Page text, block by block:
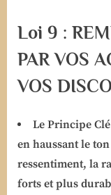
Loi 9 :
PAR VOS
VOS
Le Principe
en haussant le
ressentiment, la
forts et plus